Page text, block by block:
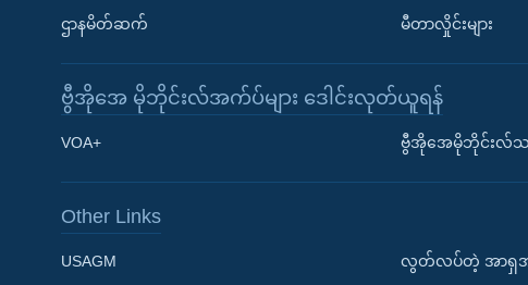
Learning English
ဌာနမိတ်ဆက် မီတာလှိုင်းများ
ဗွီအိုအေ မိုဘိုင်းလ်အက်ပ်များ ဒေါင်းလုတ်ယူရန်
VOA+ ဗွီအိုအေမိုဘိုင်းလ်သ
Other Links
USAGM လွတ်လပ်တဲ့ အာရှအ